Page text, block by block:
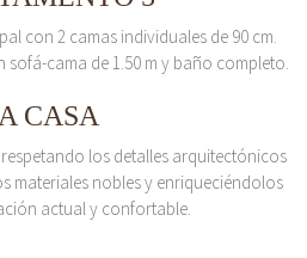
con 2 camas individuales de 90 cm.
cama de 1.50 m y baño completo.
CASA
los detalles arquitectónicos
materiales nobles y enriqueciéndolos
actual y confortable.